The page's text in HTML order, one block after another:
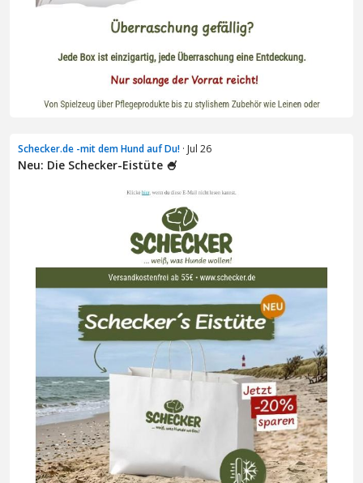
Schecker.de -mit dem Hund auf Du! · Jul 26
Neu: Die Schecker-Eistüte 🍧